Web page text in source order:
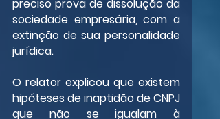
preciso prova de dissolução da
sociedade empresária, com a
extinção de sua personalidade
jurídica.
O relator explicou que existem
hipóteses de inaptidão de CNPJ
que não se igualam à